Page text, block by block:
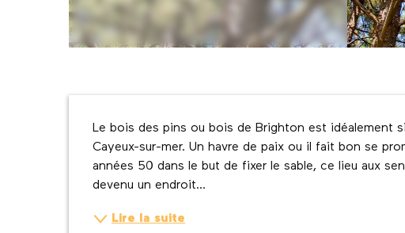
Description
Le bois des pins ou bois de Brighton est idéalement
Cayeux-sur-mer. Un havre de paix ou il fait bon se
années 50 dans le but de fixer le sable, ce lieu aux
devenu un endroit...
Lire la suite